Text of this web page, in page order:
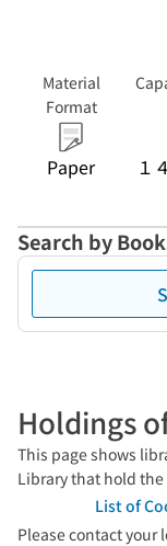
Material
Format
Paper
１
Search by
Holdings
This page shows
Library that hold
List of
Please contact your